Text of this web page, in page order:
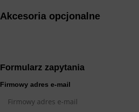
Akcesoria opcjonalne
Formularz zapytania
Firmowy adres e-mail